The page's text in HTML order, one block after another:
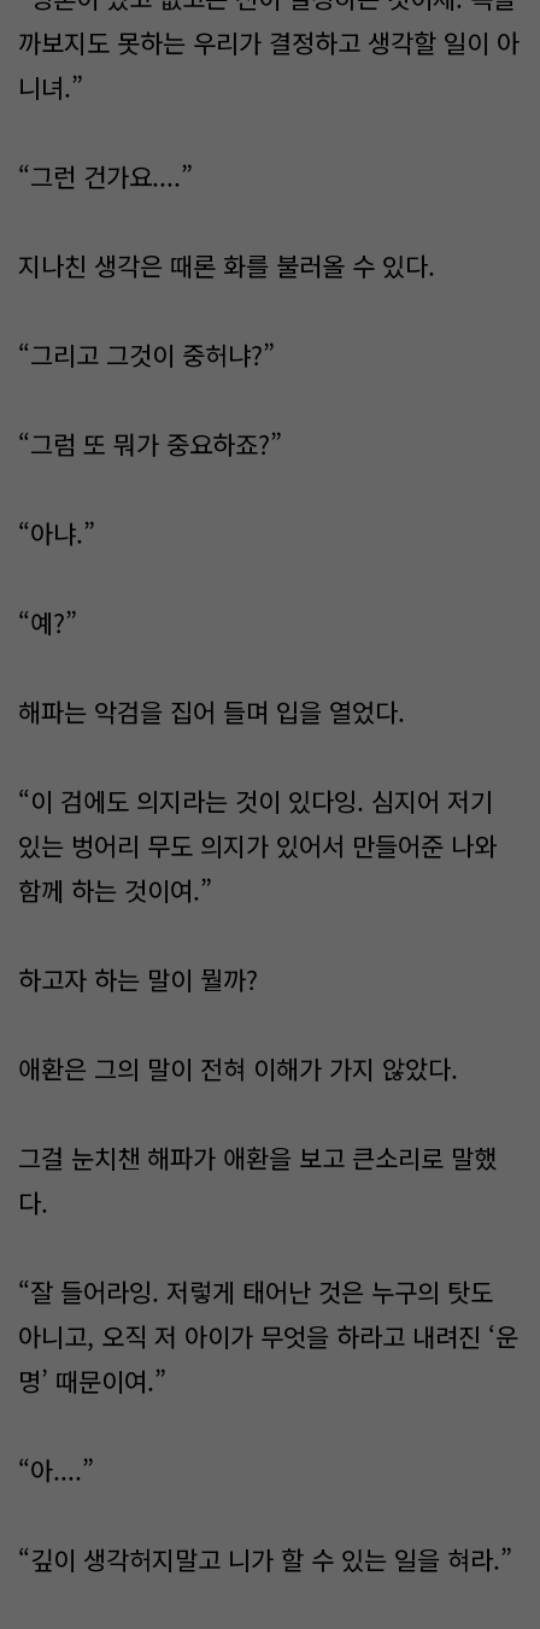
까보지도 못하는 우리가 결정하고 생각할 일이 아
니녀.”
“그런 건가요....”
지나친 생각은 때론 화를 불러올 수 있다.
“그리고 그것이 중허냐?”
“그럼 또 뭐가 중요하죠?”
“아냐.”
“예?”
해파는 악검을 집어 들며 입을 열었다.
“이 검에도 의지라는 것이 있다잉. 심지어 저기
있는 벙어리 무도 의지가 있어서 만들어준 나와
함께 하는 것이여.”
하고자 하는 말이 뭘까?
애환은 그의 말이 전혀 이해가 가지 않았다.
그걸 눈치챈 해파가 애환을 보고 큰소리로 말했
다.
“잘 들어라잉. 저렇게 태어난 것은 누구의 탓도
아니고, 오직 저 아이가 무엇을 하라고 내려진 ‘운
명’ 때문이여.”
“아....”
“깊이 생각허지말고 니가 할 수 있는 일을 혀라.”